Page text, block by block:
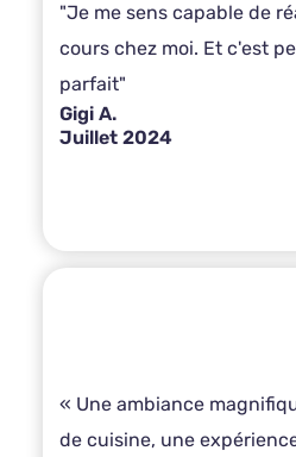
"Je me sens capable de
cours chez moi. Et c'est
parfait"
Gigi A.
Juillet 2024
« Une ambiance
de cuisine, une